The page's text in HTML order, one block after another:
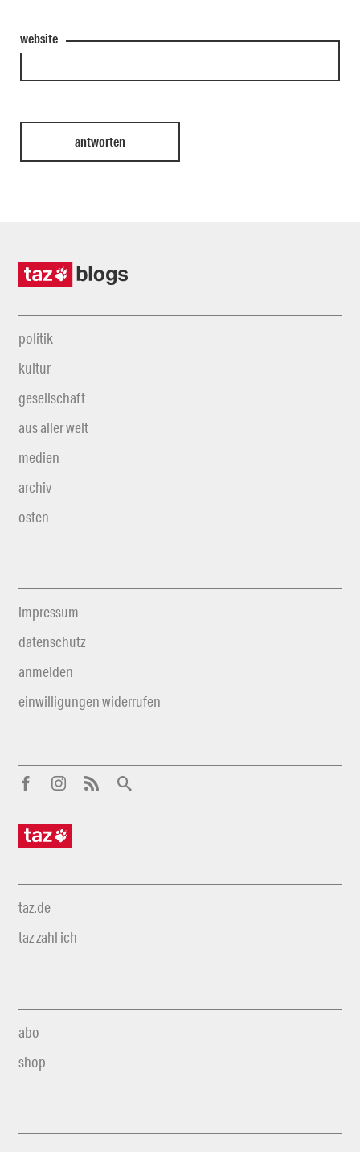
website
politik
kultur
gesellschaft
aus aller welt
medien
archiv
osten
impressum
datenschutz
anmelden
einwilligungen widerrufen
taz.de
taz zahl ich
abo
shop